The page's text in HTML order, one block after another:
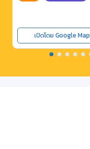
เปิดโดย Google Map